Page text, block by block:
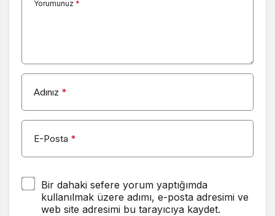
Yorumunuz *
Adınız *
E-Posta *
Bir dahaki sefere yorum yaptığımda
kullanılmak üzere adımı, e-posta adresimi ve
web site adresimi bu tarayıcıya kaydet.